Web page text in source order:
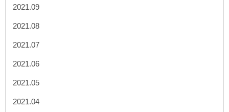
2021.09
2021.08
2021.07
2021.06
2021.05
2021.04